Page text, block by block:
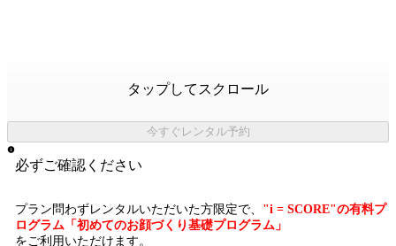
タップしてスクロール
今すぐレンタル予約
必ずご確認ください
プラン問わずレンタルいただいた方限定で、 "i = SCORE"の有料プ
ログラム「初めてのお顔づくり基礎プログラム」
をご利用いただけます。